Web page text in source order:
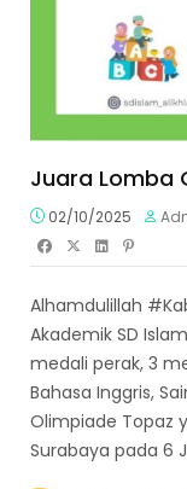
Juara Lomba
02/10/2025
Alhamdulillah
Akademik SD
medali perak, 3
Bahasa Inggris,
Olimpiade Topaz
Surabaya pada 6